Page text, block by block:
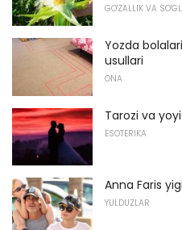
GO'ZALLIK VA
Yozda
usullari
ONA
Tarozi va
ESOTERIKA
Anna Faris
YULDUZLAR